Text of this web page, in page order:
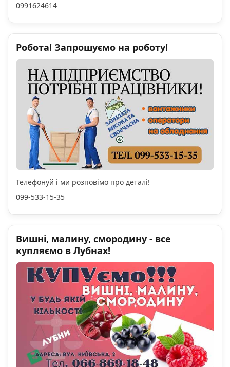
0991624614
Робота! Запрошуємо на роботу!
Телефонуй і ми розповімо про деталі!
099-533-15-35
Вишні, малину, смородину - все
купляємо в Лубнах!